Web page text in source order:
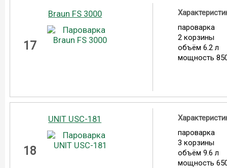
17
Braun FS 3000
пароварка
2 корзины
объём 6.2 л
мощность
18
UNIT USC-181
пароварка
3 корзины
объём 9.6 л
мощность